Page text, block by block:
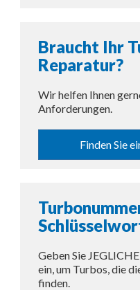
Braucht Ihr
Reparatur?
Wir helfen Ihnen
Anforderungen.
Finden Sie
Geben Sie
ein, um Turbos, die
finden.